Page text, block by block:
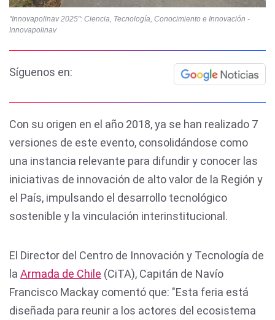
"Innovapolinav 2025": Ciencia, Tecnología, Conocimiento e Innovación -
Innovapolinav
Síguenos en:
Con su origen en el año 2018, ya se han realizado 7
versiones de este evento, consolidándose como
una instancia relevante para difundir y conocer las
iniciativas de innovación de alto valor de la Región y
el País, impulsando el desarrollo tecnológico
sostenible y la vinculación interinstitucional.
El Director del Centro de Innovación y Tecnología de
la Armada de Chile (CiTA), Capitán de Navío
Francisco Mackay comentó que: "Esta feria está
diseñada para reunir a los actores del ecosistema